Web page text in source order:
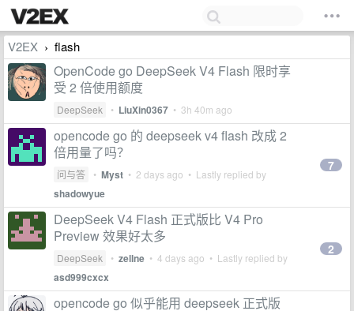
V2EX › flash
OpenCode go DeepSeek V4 Flash 限时享
受 2 倍使用额度
DeepSeek • LiuXin0367 • 3h 40m ago
opencode go 的 deepseek v4 flash 改成 2
倍用量了吗？
问与答 • Myst • 2 days ago • Lastly replied by
shadowyue
7
DeepSeek V4 Flash 正式版比 V4 Pro
Preview 效果好太多
DeepSeek • zellne • 4 days ago • Lastly replied by
asd999cxcx
2
opencode go 似乎能用 deepseek 正式版